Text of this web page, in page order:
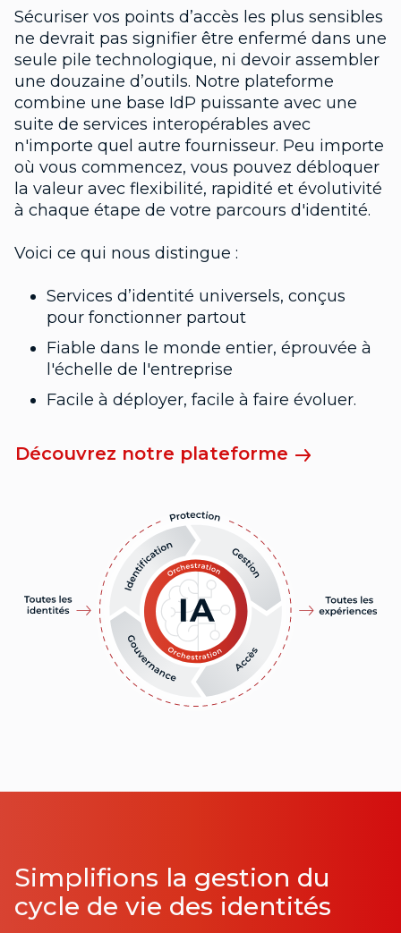
Sécuriser vos points d’accès les plus sensibles
ne devrait pas signifier être enfermé dans une
seule pile technologique, ni devoir assembler
une douzaine d’outils. Notre plateforme
combine une base IdP puissante avec une
suite de services interopérables avec
n'importe quel autre fournisseur. Peu importe
où vous commencez, vous pouvez débloquer
la valeur avec flexibilité, rapidité et évolutivité
à chaque étape de votre parcours d'identité.
Voici ce qui nous distingue :
Services d’identité universels, conçus
pour fonctionner partout
Fiable dans le monde entier, éprouvée à
l'échelle de l'entreprise
Facile à déployer, facile à faire évoluer.
Découvrez notre plateforme
Simplifions la gestion du
cycle de vie des identités